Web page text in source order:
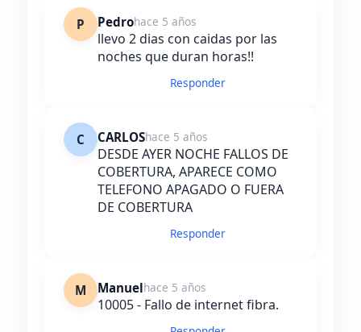
P Pedrohace 5 años
llevo 2 dias con caidas por las
noches que duran horas!!
Responder
C CARLOShace 5 años
DESDE AYER NOCHE FALLOS DE
COBERTURA, APARECE COMO
TELEFONO APAGADO O FUERA
DE COBERTURA
Responder
M Manuelhace 5 años
10005 - Fallo de internet fibra.